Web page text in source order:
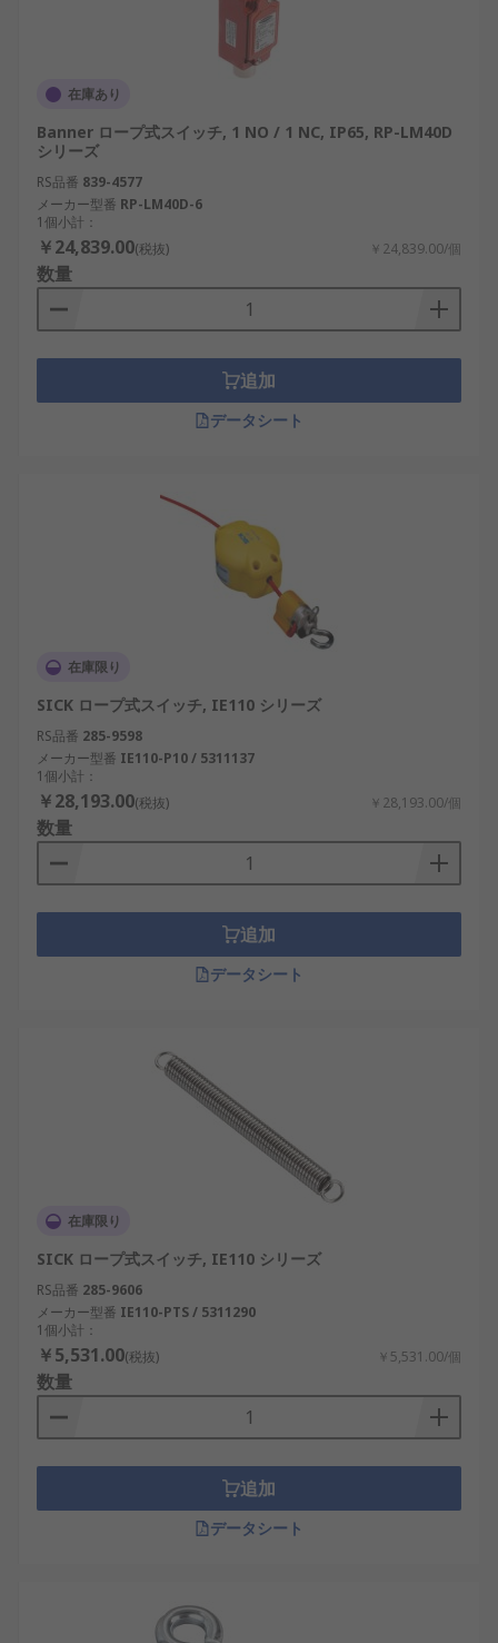
在庫あり
Banner ロープ式スイッチ, 1 NO / 1 NC, IP65, RP-LM40D
シリーズ
RS品番 839-4577
メーカー型番 RP-LM40D-6
1個小計：
￥24,839.00(税抜) ￥24,839.00/個
数量
追加
データシート
在庫限り
SICK ロープ式スイッチ, IE110 シリーズ
RS品番 285-9598
メーカー型番 IE110-P10 / 5311137
1個小計：
￥28,193.00(税抜) ￥28,193.00/個
数量
追加
データシート
在庫限り
SICK ロープ式スイッチ, IE110 シリーズ
RS品番 285-9606
メーカー型番 IE110-PTS / 5311290
1個小計：
￥5,531.00(税抜) ￥5,531.00/個
数量
追加
データシート